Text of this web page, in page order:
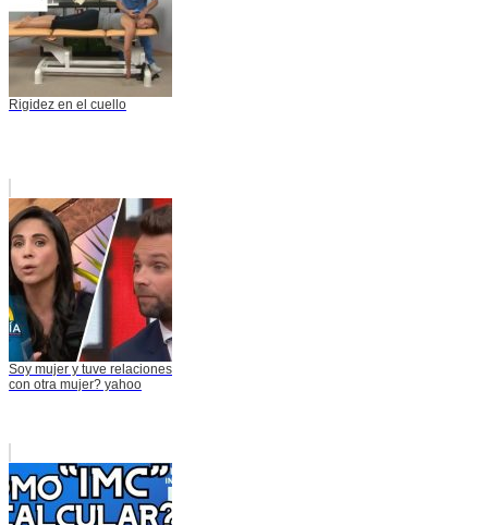
Rigidez en el cuello
Soy mujer y tuve relaciones
con otra mujer? yahoo